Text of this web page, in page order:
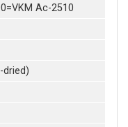
Ac-2510
dried)